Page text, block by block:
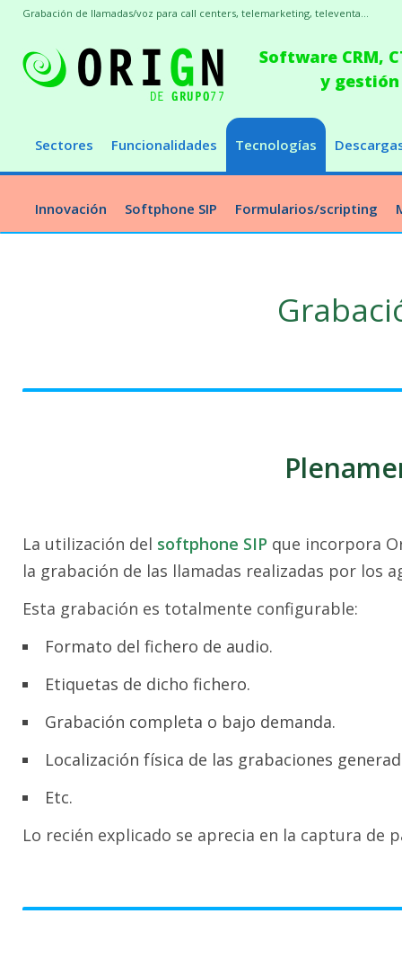
Software CRM,
y
Sectores Funcionalidades Tecnologías
Innovación Softphone SIP Formularios/scripting
Grabación de llamadas/voz para call centers, telemarketing, televenta...
La utilización del softphone SIP que incorpora
la grabación de las llamadas realizadas por los
Esta grabación es totalmente configurable:
Formato del fichero de audio.
Etiquetas de dicho fichero.
Grabación completa o bajo demanda.
Localización física de las grabaciones
Etc.
Lo recién explicado se aprecia en la captura de